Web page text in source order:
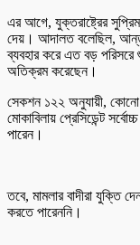
এর আগে, যুক্তরাষ্ট্রের
দেয়। আদালত বলেছিল,
ব্যবহার করে এত বড় পরিসরে
অতিক্রম করেছেন।
সেকশন ১২২ অনুযায়ী, কোনো
মোকাবিলায় প্রেসিডেন্ট
পারেন।
তবে, মামলার বাদীরা যুক্তি
করতে পারেননি।